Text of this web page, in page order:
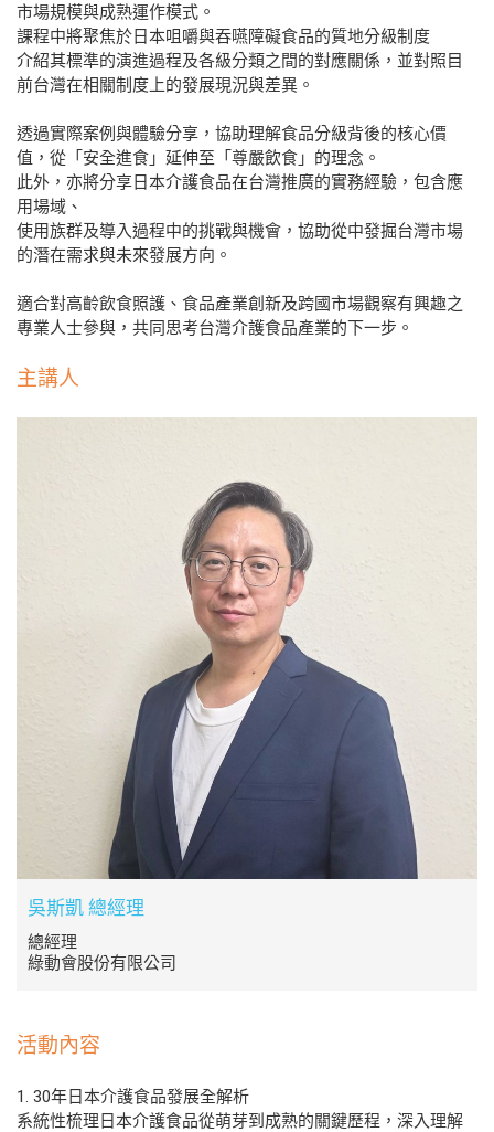
市場規模與成熟運作模式。
課程中將聚焦於日本咀嚼與吞嚥障礙食品的質地分級制度
介紹其標準的演進過程及各級分類之間的對應關係，並對照目
前台灣在相關制度上的發展現況與差異。
透過實際案例與體驗分享，協助理解食品分級背後的核心價
值，從「安全進食」延伸至「尊嚴飲食」的理念。
此外，亦將分享日本介護食品在台灣推廣的實務經驗，包含應
用場域、
使用族群及導入過程中的挑戰與機會，協助從中發掘台灣市場
的潛在需求與未來發展方向。
適合對高齡飲食照護、食品產業創新及跨國市場觀察有興趣之
專業人士參與，共同思考台灣介護食品產業的下一步。
主講人
吳斯凱 總經理
總經理
綠動會股份有限公司
活動內容
1. 30年日本介護食品發展全解析
系統性梳理日本介護食品從萌芽到成熟的關鍵歷程，深入理解